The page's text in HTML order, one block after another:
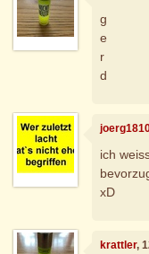
g
e
r
d
ich
xD
krattler,